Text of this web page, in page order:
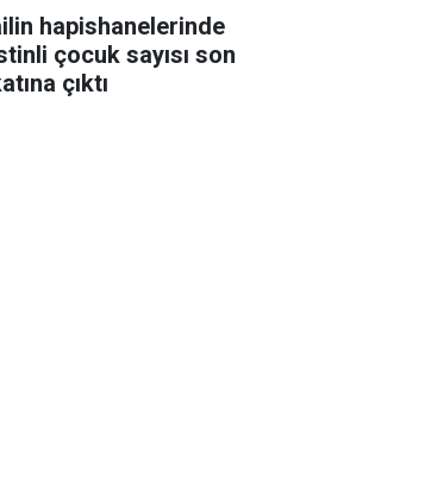
hapishanelerinde
çocuk sayısı son
çıktı